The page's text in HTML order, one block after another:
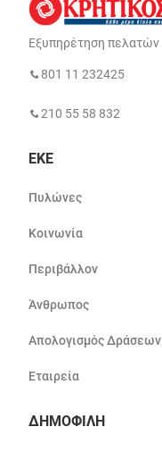
Εξυπηρέτηση πελατών
801 11 232425
210 55 58 832
ΕΚΕ
Πυλώνες
Κοινωνία
Περιβάλλον
Άνθρωπος
Απολογισμός Δράσεων
Εταιρεία
ΔΗΜΟΦΙΛΗ